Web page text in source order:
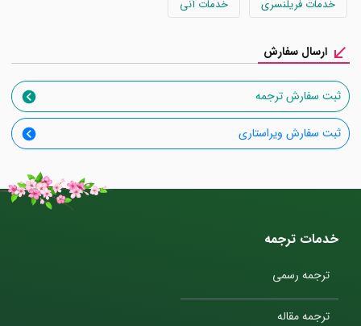
خدمات فریلنسری
خدمات آنی
ارسال سفارش
ثبت سفارش ترجمه
ثبت سفارش ویراستاری
خدمات ترجمه
ترجمه رسمی
ترجمه مقاله